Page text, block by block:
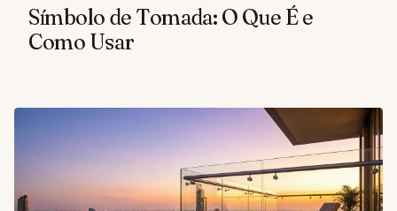
Símbolo de Tomada: O Que É e
Como Usar